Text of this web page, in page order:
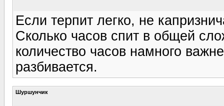
Если терпит легко, не
Сколько часов спит в общей
количество часов намного
разбивается.
Шуршунчик